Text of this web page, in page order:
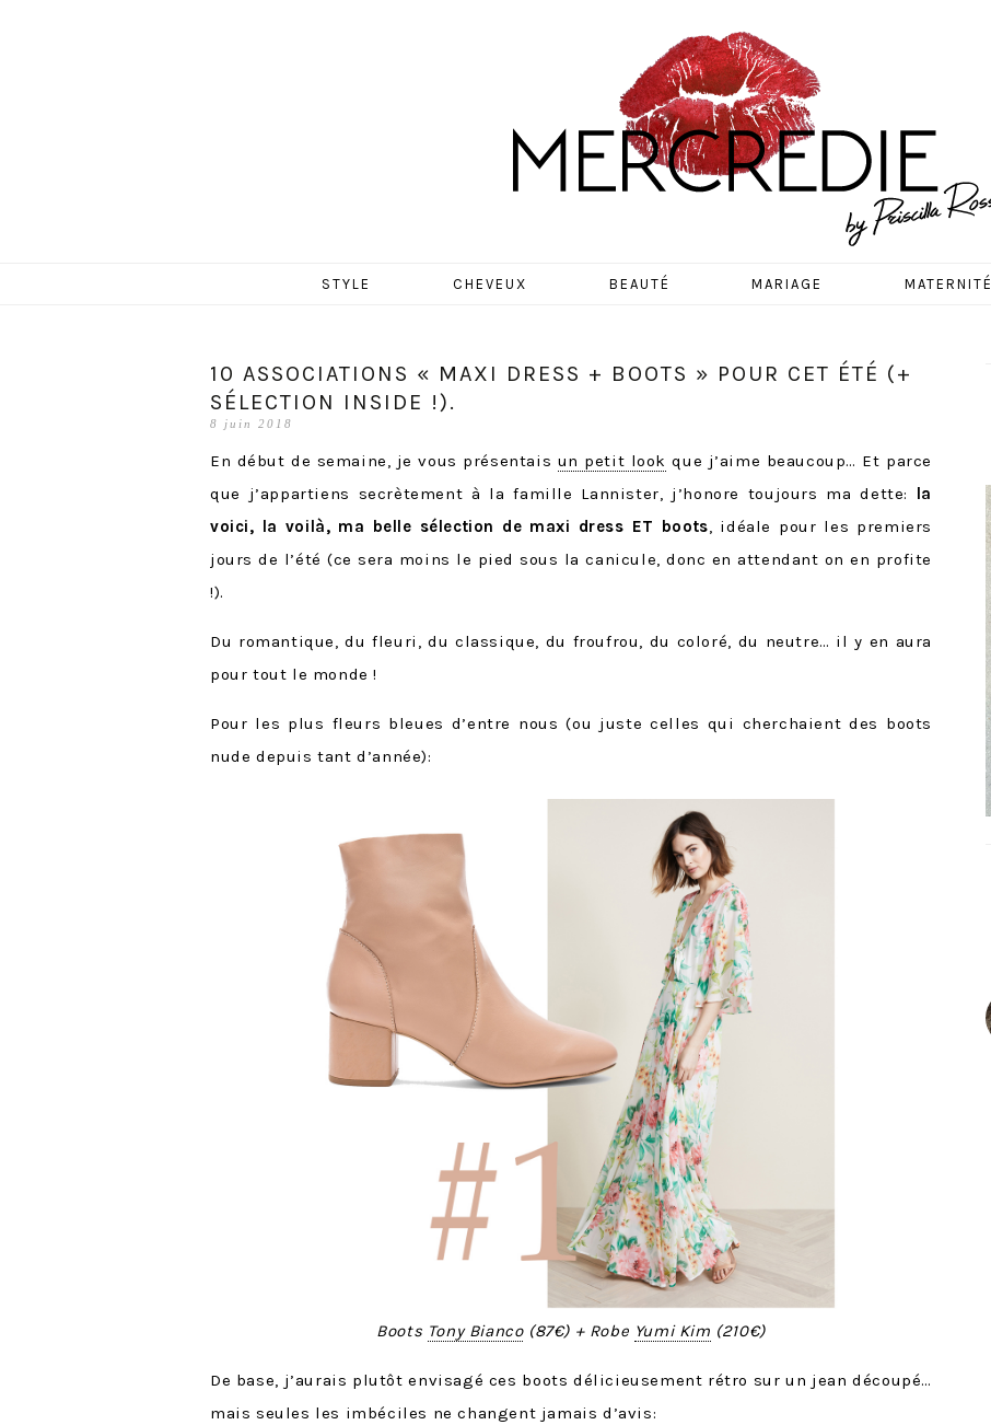
MERCREDIE
STYLE CHEVEUX BEAUTÉ MARIAGE MATERNITÉ
10 ASSOCIATIONS « MAXI DRESS + BOOTS » POUR CET ÉTÉ (+
SÉLECTION INSIDE !).
8 juin 2018
En début de semaine, je vous présentais un petit look que j’aime beaucoup… Et parce
que j’appartiens secrètement à la famille Lannister, j’honore toujours ma dette: la
voici, la voilà, ma belle sélection de maxi dress ET boots, idéale pour les premiers
jours de l’été (ce sera moins le pied sous la canicule, donc en attendant on en profite
!).
Du romantique, du fleuri, du classique, du froufrou, du coloré, du neutre… il y en aura
pour tout le monde !
Pour les plus fleurs bleues d’entre nous (ou juste celles qui cherchaient des boots
nude depuis tant d’année):
Boots Tony Bianco(87€) + Robe Yumi Kim (210€)
De base, j’aurais plutôt envisagé ces boots délicieusement rétro sur un jean découpé…
mais seules les imbéciles ne changent jamais d’avis: